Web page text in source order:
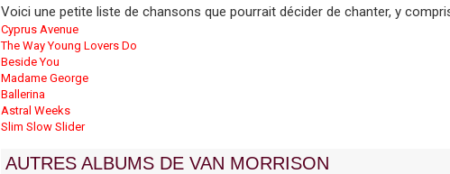
Voici une petite liste de chansons que pourrait décider de chanter, y
Cyprus Avenue
The Way Young Lovers Do
Beside You
Madame George
Ballerina
Astral Weeks
Slim Slow Slider
AUTRES ALBUMS DE VAN MORRISON